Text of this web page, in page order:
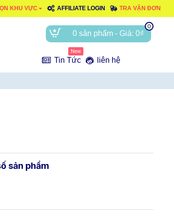
KHU VỰC AFFILIATE LOGIN TRA VẬN ĐƠN
0 sản phẩm - Giá: 0₫
0
Tin Tức
New
liên hệ
sản phẩm